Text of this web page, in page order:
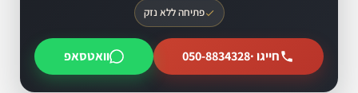
פתיחה ללא נזק
חייגו ·050-8834328 וואטסאפ